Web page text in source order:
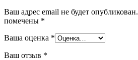
Ваш адрес email не будет опубликован.
помечены *
Ваша оценка *
Ваш отзыв *